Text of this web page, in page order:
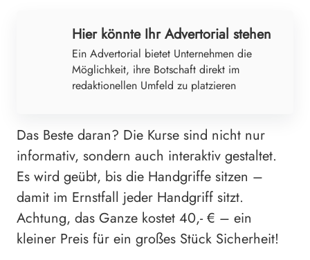
Hier könnte Ihr Advertorial stehen
Ein Advertorial bietet Unternehmen die
Möglichkeit, ihre Botschaft direkt im
redaktionellen Umfeld zu platzieren
Das Beste daran? Die Kurse sind nicht nur
informativ, sondern auch interaktiv gestaltet.
Es wird geübt, bis die Handgriffe sitzen –
damit im Ernstfall jeder Handgriff sitzt.
Achtung, das Ganze kostet 40,- € – ein
kleiner Preis für ein großes Stück Sicherheit!